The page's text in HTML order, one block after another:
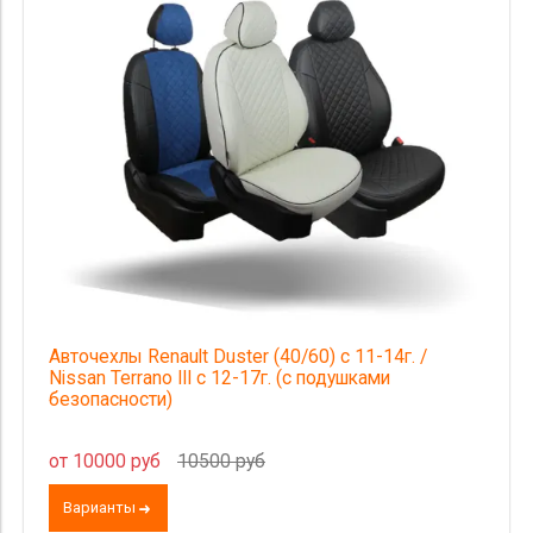
Категория Avito
Страна происхождения
Авточехлы Renault Duster (40/60) с 11-14г. /
Nissan Terrano III с 12-17г. (с подушками
безопасности)
от 10000 руб 10500 руб
Варианты